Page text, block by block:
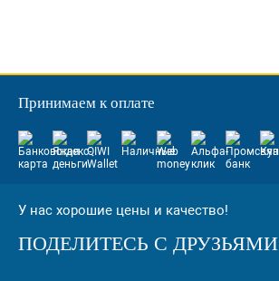
Принимаем к оплате
У нас хорошие цены и качество!
ПОДЕЛИТЕСЬ С ДРУЗЬЯМИ